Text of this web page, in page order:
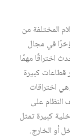
المختلفة من
في مجال
اختراقًا مهمًا
قطاعات كبيرة
اختراقات
النظام على
كبيرة تمثل
أو الخارج.